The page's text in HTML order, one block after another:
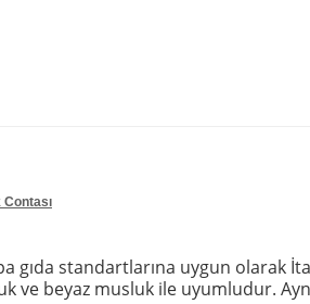
Contası
gıda standartlarına uygun olarak
ve beyaz musluk ile uyumludur.